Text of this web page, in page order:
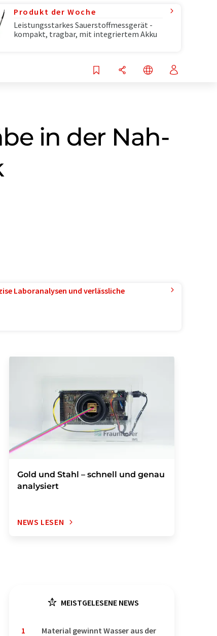
Produkt der Woche
Leistungsstarkes Sauerstoffmessgerät -
kompakt, tragbar, mit integriertem Akku
in der Nah-
Laboranalysen und verlässliche
Gold und Stahl – schnell und genau
analysiert
NEWS LESEN
MEISTGELESENE NEWS
1
Material gewinnt Wasser aus der